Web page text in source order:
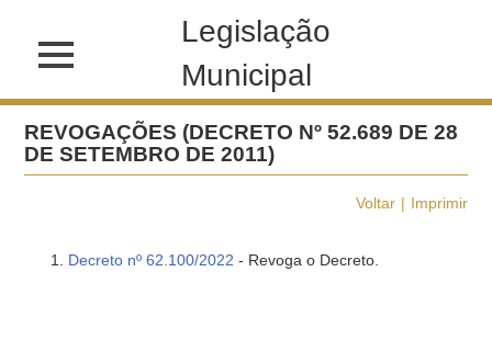
Legislação
Municipal
REVOGAÇÕES (DECRETO Nº 52.689 DE 28
DE SETEMBRO DE 2011)
Voltar Imprimir
Decreto nº 62.100/2022 - Revoga o Decreto.